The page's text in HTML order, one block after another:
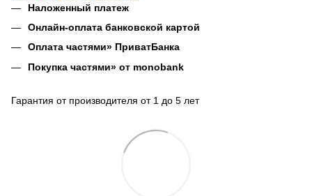
Наложенный платеж
Онлайн-оплата банковской картой
Оплата частями» ПриватБанка
Покупка частями» от monobank
Гарантия от производителя от 1 до 5 лет